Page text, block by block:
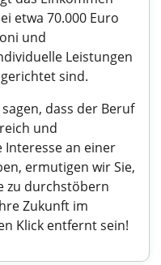
etwa 70.000 Euro
und
Leistungen
sind.
dass der Beruf
und
Interesse an einer
ermutigen wir Sie,
zu durchstöbern
Zukunft im
Klick entfernt sein!